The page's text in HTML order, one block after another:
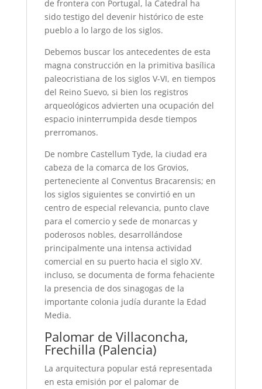
de frontera con Portugal, la Catedral ha
sido testigo del devenir histórico de este
pueblo a lo largo de los siglos.
Debemos buscar los antecedentes de esta
magna construcción en la primitiva basílica
paleocristiana de los siglos V-VI, en tiempos
del Reino Suevo, si bien los registros
arqueológicos advierten una ocupación del
espacio ininterrumpida desde tiempos
prerromanos.
De nombre Castellum Tyde, la ciudad era
cabeza de la comarca de los Grovios,
perteneciente al Conventus Bracarensis; en
los siglos siguientes se convirtió en un
centro de especial relevancia, punto clave
para el comercio y sede de monarcas y
poderosos nobles, desarrollándose
principalmente una intensa actividad
comercial en su puerto hacia el siglo XV.
incluso, se documenta de forma fehaciente
la presencia de dos sinagogas de la
importante colonia judía durante la Edad
Media.
Palomar de Villaconcha,
Frechilla (Palencia)
La arquitectura popular está representada
en esta emisión por el palomar de